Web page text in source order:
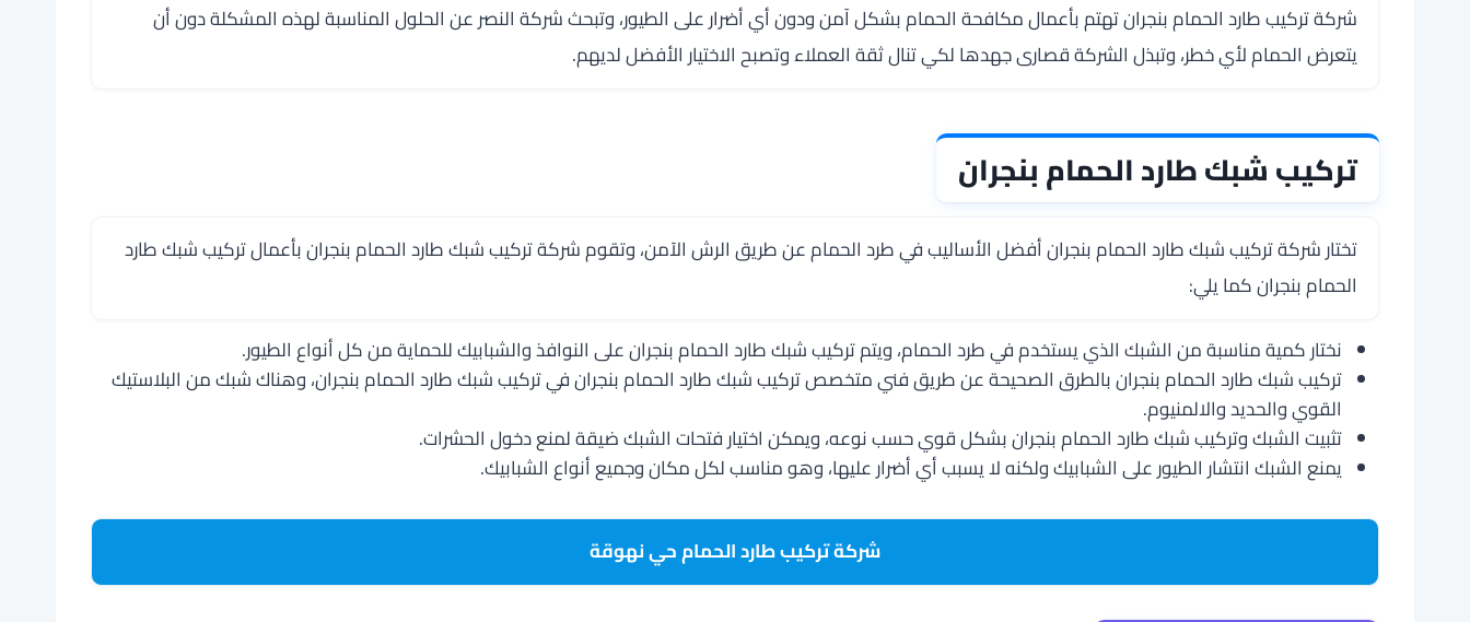
شركة تركيب طارد الحمام بنجران تهتم بأعمال مكافحة الحمام بشكل آمن ودون أي أضرار على الطيور، وتبحث شركة النصر عن الحلول المناسبة لهذه المشكلة دون أن
يتعرض الحمام لأي خطر، وتبذل الشركة قصارى جهدها لكي تنال ثقة العملاء وتصبح الاختيار الأفضل لديهم.
تركيب شبك طارد الحمام بنجران
تختار شركة تركيب شبك طارد الحمام بنجران أفضل الأساليب في طرد الحمام عن طريق الرش الآمن، وتقوم شركة تركيب شبك طارد الحمام بنجران بأعمال تركيب شبك طارد
الحمام بنجران كما يلي:
نختار كمية مناسبة من الشبك الذي يستخدم في طرد الحمام، ويتم تركيب شبك طارد الحمام بنجران على النوافذ والشبابيك للحماية من كل أنواع الطيور.
تركيب شبك طارد الحمام بنجران بالطرق الصحيحة عن طريق فني متخصص تركيب شبك طارد الحمام بنجران في تركيب شبك طارد الحمام بنجران، وهناك شبك من البلاستيك
القوي والحديد والالمنيوم.
تثبيت الشبك وتركيب شبك طارد الحمام بنجران بشكل قوي حسب نوعه، ويمكن اختيار فتحات الشبك ضيقة لمنع دخول الحشرات.
يمنع الشبك انتشار الطيور على الشبابيك ولكنه لا يسبب أي أضرار عليها، وهو مناسب لكل مكان وجميع أنواع الشبابيك.
شركة تركيب طارد الحمام حي نهوقة